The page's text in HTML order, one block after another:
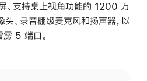
、支持桌上视角功能的 1200 万
、录音棚级麦克风和扬声器，以
雳 5 端口。